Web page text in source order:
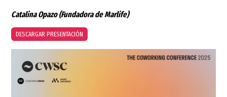
Catalina Opazo(Fundadora de Marlife)
DESCARGAR PRESENTACIÓN